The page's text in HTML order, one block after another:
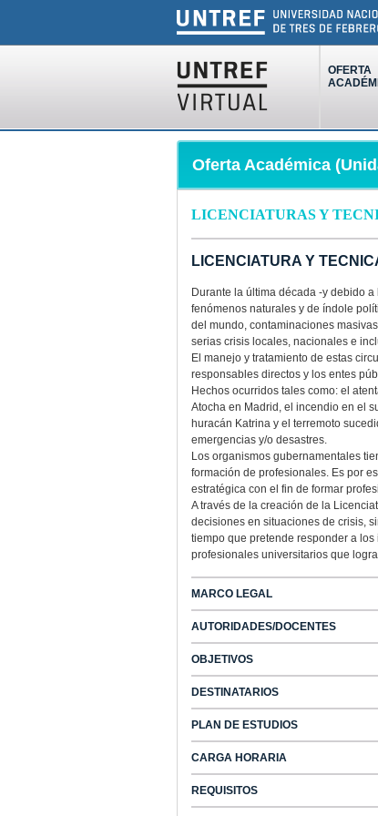
OFERTA
Oferta Académica
LICENCIATURAS Y
LICENCIATURA Y
Durante la última década -y debido
fenómenos naturales y de índole
del mundo, contaminaciones
serias crisis locales, nacionales e
El manejo y tratamiento de estas
responsables directos y los entes
Hechos ocurridos tales como: el
Atocha en Madrid, el incendio en el
huracán Katrina y el terremoto
emergencias y/o desastres.
Los organismos gubernamentales
formación de profesionales. Es por
estratégica con el fin de formar
A través de la creación de la
decisiones en situaciones de crisis,
tiempo que pretende responder a
profesionales universitarios que
MARCO LEGAL
AUTORIDADES/DOCENTES
OBJETIVOS
DESTINATARIOS
PLAN DE ESTUDIOS
CARGA HORARIA
REQUISITOS